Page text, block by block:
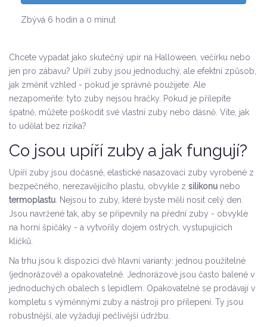
Zbývá 6 hodin a 0 minut
Chcete vypadat jako skutečný upír na Halloween, večírku nebo
jen pro zábavu? Upíří zuby jsou jednoduchý, ale efektní způsob,
jak změnit vzhled - pokud je správně použijete. Ale
nezapomeňte: tyto zuby nejsou hračky. Pokud je přilepíte
špatně, můžete poškodit své vlastní zuby nebo dásně. Víte, jak
to udělat bez rizika?
Co jsou upíří zuby a jak fungují?
Upíří zuby jsou dočasné, elastické nasazovací zuby vyrobené z
bezpečného, nerezavějícího plastu, obvykle z silikonu nebo
termoplastu . Nejsou to zuby, které byste měli nosit celý den.
Jsou navržené tak, aby se připevnily na přední zuby - obvykle
na horní špičáky - a vytvořily dojem ostrých, vystupujících
klíčků.
Na trhu jsou k dispozici dvě hlavní varianty: jednou použitelné
(jednorázové) a opakovatelné. Jednorázové jsou často balené v
jednoduchých obalech s lepidlem. Opakovatelné se prodávají v
kompletu s výměnnými zuby a nástroji pro přilepení. Ty jsou
robustnější, ale vyžadují pečlivější údržbu.